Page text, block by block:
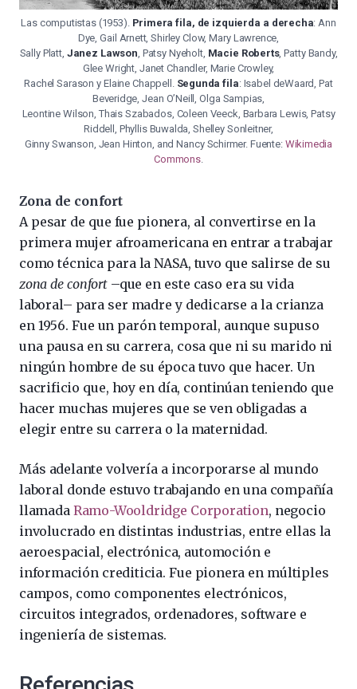
Las computistas (1953). Primera fila, de izquierda a derecha: Ann
Dye, Gail Arnett, Shirley Clow, Mary Lawrence,
Sally Platt, Janez Lawson , Patsy Nyeholt, Macie Roberts, Patty Bandy,
Glee Wright, Janet Chandler, Marie Crowley,
Rachel Sarason y Elaine Chappell. Segunda fila: Isabel deWaard, Pat
Beveridge, Jean O’Neill, Olga Sampias,
Leontine Wilson, Thais Szabados, Coleen Veeck, Barbara Lewis, Patsy
Riddell, Phyllis Buwalda, Shelley Sonleitner,
Ginny Swanson, Jean Hinton, and Nancy Schirmer. Fuente: Wikimedia
Commons.
Zona de confort
A pesar de que fue pionera, al convertirse en la
primera mujer afroamericana en entrar a trabajar
como técnica para la NASA, tuvo que salirse de su
zona de confort–que en este caso era su vida
laboral– para ser madre y dedicarse a la crianza
en 1956. Fue un parón temporal, aunque supuso
una pausa en su carrera, cosa que ni su marido ni
ningún hombre de su época tuvo que hacer. Un
sacrificio que, hoy en día, continúan teniendo que
hacer muchas mujeres que se ven obligadas a
elegir entre su carrera o la maternidad.
Más adelante volvería a incorporarse al mundo
laboral donde estuvo trabajando en una compañía
llamada Ramo-Wooldridge Corporation, negocio
involucrado en distintas industrias, entre ellas la
aeroespacial, electrónica, automoción e
información crediticia. Fue pionera en múltiples
campos, como componentes electrónicos,
circuitos integrados, ordenadores, software e
ingeniería de sistemas.